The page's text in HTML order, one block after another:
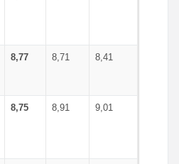
8,77 8,71 8,41
8,75 8,91 9,01